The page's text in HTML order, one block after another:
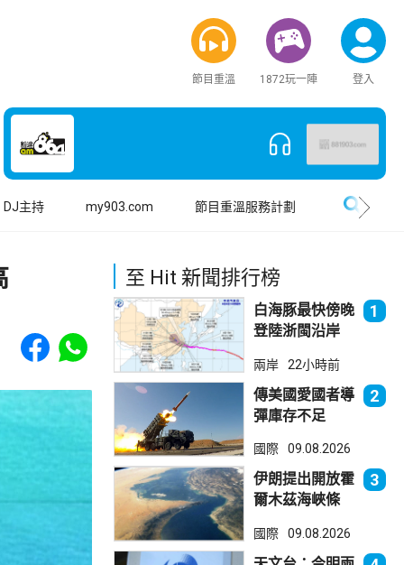
節目重溫 1872玩一陣 登入
DJ主持 my903.com 節目重溫服務計劃
Share to Facebook
Share to WhatsApp
至 Hit 新聞排行榜
白海豚最快傍晚
登陸浙閩沿岸
廿萬人
1
兩岸 22小時前
傳美國愛國者導
彈庫存不足
長促加快生產武
器
2
國際 09.08.2026
伊朗提出開放霍
爾木茲海峽條
賠償等
3
國際 09.08.2026